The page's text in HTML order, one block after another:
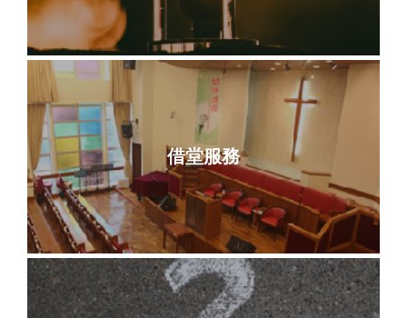
借堂服務